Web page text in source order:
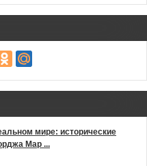
мире: исторические
Мар ...